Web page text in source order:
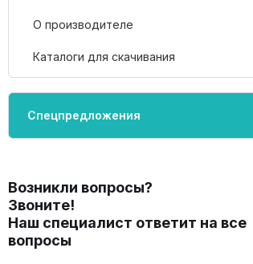
О производителе
Каталоги для скачивания
Спецпредложения
Возникли вопросы?
Звоните!
Наш специалист ответит на все
вопросы